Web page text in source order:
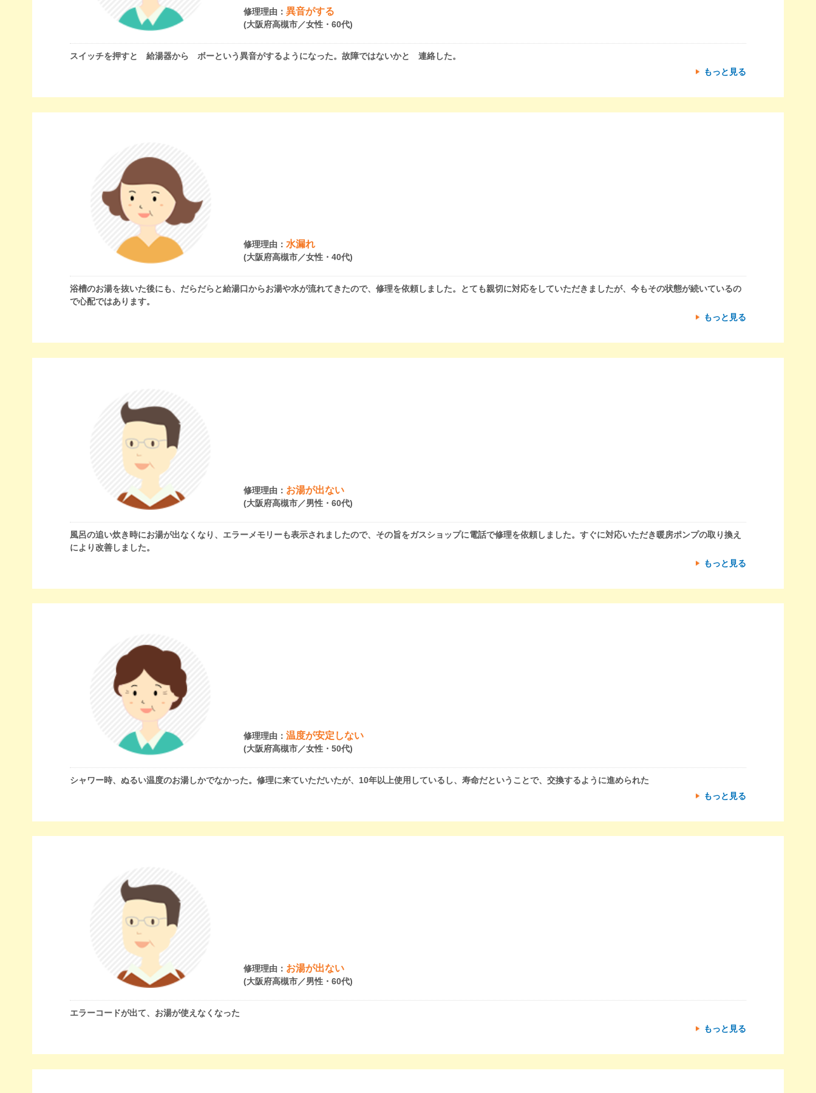
修理理由：異音がする
(大阪府高槻市／女性・60代)
スイッチを押すと 給湯器から ボーという異音がするようになった。故障ではないかと 連絡した。
もっと見る
修理理由：水漏れ
(大阪府高槻市／女性・40代)
浴槽のお湯を抜いた後にも、だらだらと給湯口からお湯や水が流れてきたので、修理を依頼しました。とても親切に対応をしていただきましたが、今もその状態が続いているの
で心配ではあります。
もっと見る
修理理由： お湯が出ない
(大阪府高槻市／男性・60代)
風呂の追い炊き時にお湯が出なくなり、エラーメモリーも表示されましたので、その旨をガスショップに電話で修理を依頼しました。すぐに対応いただき暖房ポンプの取り換え
により改善しました。
もっと見る
修理理由：温度が安定しない
(大阪府高槻市／女性・50代)
シャワー時、ぬるい温度のお湯しかでなかった。修理に来ていただいたが、10年以上使用しているし、寿命だということで、交換するように進められた
もっと見る
修理理由： お湯が出ない
(大阪府高槻市／男性・60代)
エラーコードが出て、お湯が使えなくなった
もっと見る